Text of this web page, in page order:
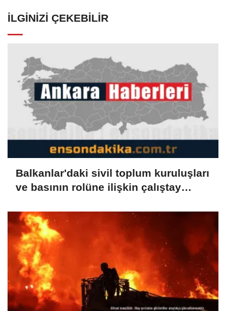
İLGINIZI ÇEKEBILIR
Balkanlar'daki sivil toplum kuruluşları
ve basının rolüne ilişkin çalıştay